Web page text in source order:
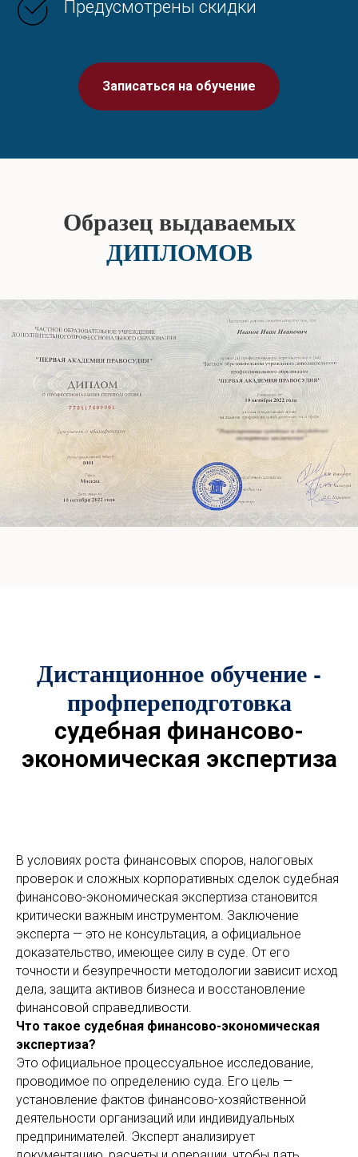
Предусмотрены скидки
Записаться на обучение
Образец выдаваемых
ДИПЛОМОВ
Дистанционное обучение -
профпереподготовка
судебная финансово-
экономическая экспертиза
В условиях роста финансовых споров, налоговых
проверок и сложных корпоративных сделок судебная
финансово-экономическая экспертиза становится
критически важным инструментом. Заключение
эксперта — это не консультация, а официальное
доказательство, имеющее силу в суде. От его
точности и безупречности методологии зависит исход
дела, защита активов бизнеса и восстановление
финансовой справедливости.
Что такое судебная финансово-экономическая
экспертиза?
Это официальное процессуальное исследование,
проводимое по определению суда. Его цель —
установление фактов финансово-хозяйственной
деятельности организаций или индивидуальных
предпринимателей. Эксперт анализирует